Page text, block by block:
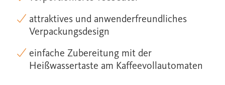
attraktives und anwenderfreundliches
Verpackungsdesign
einfache Zubereitung mit der
Heißwassertaste am Kaffeevollautomaten